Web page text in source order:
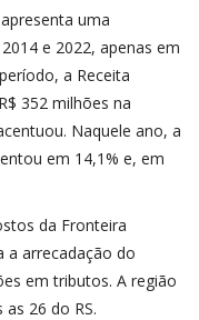
uma
e 2022, apenas em
a Receita
352 milhões na
Naquele ano, a
em 14,1% e, em
da Fronteira
a arrecadação do
em tributos. A região
26 do RS.